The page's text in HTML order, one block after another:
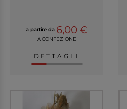
a partire da 6,00 €
A CONFEZIONE
DETTAGLI